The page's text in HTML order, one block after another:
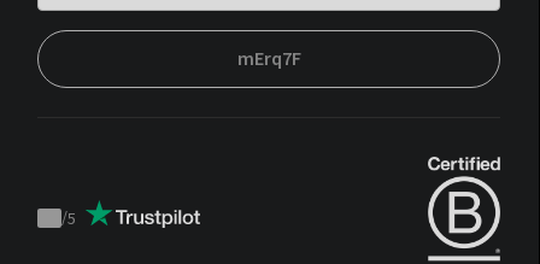
mErq7F
Trustpilot
/5